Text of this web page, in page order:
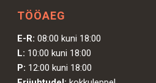
TÖÖAEG
E-R: 08:00 kuni 18:00
L: 10:00 kuni 18:00
P: 12:00 kuni 18:00